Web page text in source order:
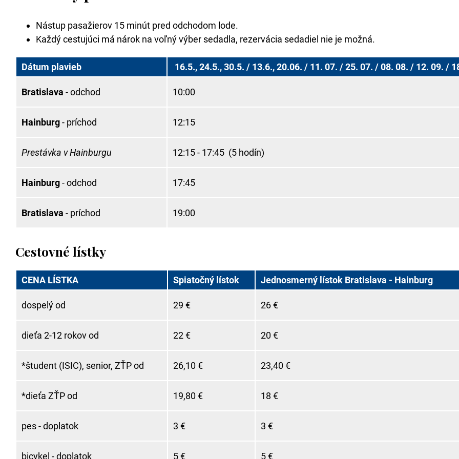
Nástup pasažierov 15 minút pred odchodom lode.
Každý cestujúci má nárok na voľný výber sedadla, rezervácia sedadiel nie je možná.
Dátum plavieb 16.5., 24.5., 30.5. / 13.6., 20.06. / 11. 07. / 25. 07. / 08. 08. / 12. 09. /
Bratislava - odchod 10:00
Hainburg- príchod 12:15
Prestávka v Hainburgu 12:15 - 17:45 (5 hodín)
Hainburg- odchod 17:45
Bratislava - príchod 19:00
Cestovné lístky
CENA LÍSTKA Spiatočný lístok Jednosmerný lístok Bratislava - Hainburg
dospelý od 29 € 26 €
dieťa 2-12 rokov od 22 € 20 €
*študent (ISIC), senior, ZŤP od 26,10 € 23,40 €
*dieťa ZŤP od 19,80 € 18 €
pes - doplatok 3 € 3 €
bicykel - doplatok 5 € 5 €